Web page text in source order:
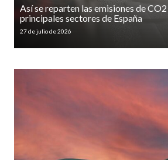
Así se reparten las emisiones de
principales sectores de España
27 de julio de 2026